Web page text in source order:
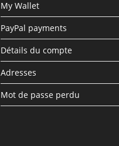
My Wallet
PayPal payments
Détails du compte
Adresses
Mot de passe perdu